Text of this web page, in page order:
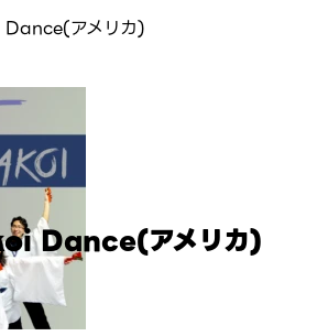
アメリカ)
Dance(アメリカ)